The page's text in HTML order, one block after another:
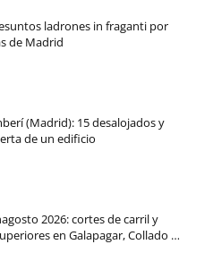
ladrones in fraganti por
de Madrid
(Madrid): 15 desalojados y
de un edificio
2026: cortes de carril y
en Galapagar, Collado …